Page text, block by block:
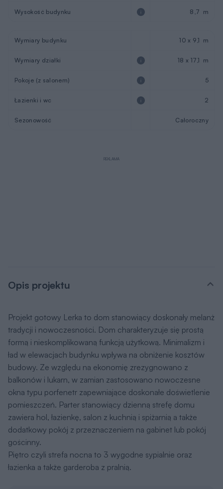
Wysokość budynku 8,7 m
Wymiary budynku 10 x 9,1 m
Wymiary działki 18 x 17,1 m
Pokoje (z salonem) 5
Łazienki i wc 2
Sezonowość Całoroczny
REKLAMA
Opis projektu
Projekt gotowy Lerka to dom stanowiący doskonały melanż
tradycji i nowoczesności. Dom charakteryzuje się prostą
formą i nieskomplikowaną funkcją użytkową. Minimalizm i
ład w elewacjach budynku wpływa na obniżenie kosztów
budowy. Ze względu na ekonomię zrezygnowano z
balkonów i lukarn, w zamian zastosowano nowoczesne
okna typu porfenetr zapewniające doskonałe doświetlenie
pomieszczeń. Parter stanowiący dzienną strefę domu
zawiera hol, łazienkę, salon z kuchnią i spiżarnią a także
dodatkowy pokój z przeznaczeniem na gabinet lub pokój
gościnny.
Piętro czyli strefa nocna to 3 wygodne sypialnie oraz
łazienka a także garderoba z pralnią.